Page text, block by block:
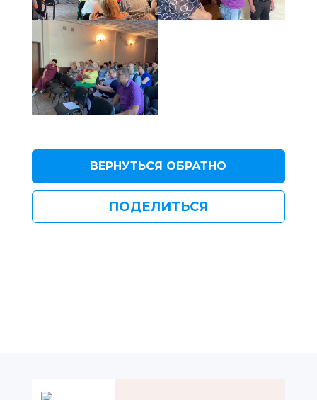
ВЕРНУТЬСЯ ОБРАТНО
ПОДЕЛИТЬСЯ